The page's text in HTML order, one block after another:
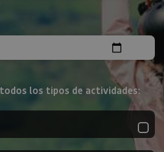
los tipos de actividades: